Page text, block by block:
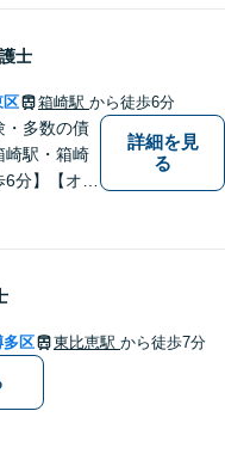
士
区 箱崎駅 から徒歩6分
・多数の債
崎駅・箱崎
分】【オン
題まで、
・債権回
っておりま
詳細を見
る
多区 東比恵駅 から徒歩7分